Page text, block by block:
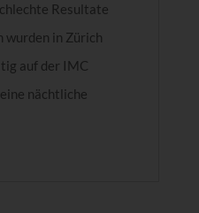
Resultate
wurden in Zürich
auf der IMC
nächtliche